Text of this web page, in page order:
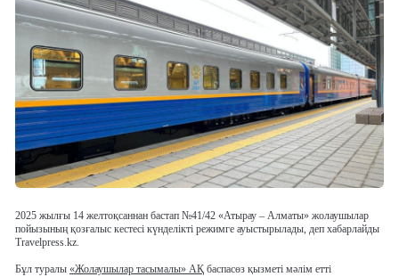
2025 жылғы 14 желтоқсаннан бастап №41/42 «Атырау – Алматы» жолаушылар
пойызының қозғалыс кестесі күнделікті режимге ауыстырылады, деп хабарлайды
Travelpress.kz.
Бұл туралы «Жолаушылар тасымалы» АҚ баспасөз қызметі мәлім етті